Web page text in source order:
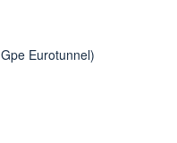
Eurotunnel)